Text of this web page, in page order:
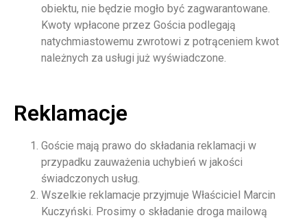
obiektu, nie będzie mogło być zagwarantowane.
Kwoty wpłacone przez Gościa podlegają
natychmiastowemu zwrotowi z potrąceniem kwot
należnych za usługi już wyświadczone.
Reklamacje
Goście mają prawo do składania reklamacji w
przypadku zauważenia uchybień w jakości
świadczonych usług.
Wszelkie reklamacje przyjmuje Właściciel Marcin
Kuczyński. Prosimy o składanie droga mailową